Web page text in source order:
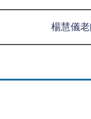
楊慧儀